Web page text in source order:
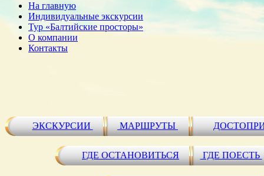
На главную
Индивидуальные экскурсии
Тур «Балтийские просторы»
О компании
Контакты
ЭКСКУРСИИ МАРШРУТЫ
ГДЕ ОСТАНОВИТЬСЯ ГДЕ ПОЕСТЬ